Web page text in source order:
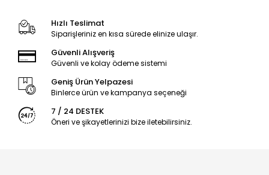
Hızlı Teslimat
Siparişleriniz en kısa sürede elinize ulaşır.
Güvenli Alışveriş
Güvenli ve kolay ödeme sistemi
Geniş Ürün Yelpazesi
Binlerce ürün ve kampanya seçeneği
7 / 24 DESTEK
Öneri ve şikayetlerinizi bize iletebilirsiniz.